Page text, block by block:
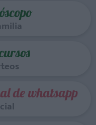
de whatsapp